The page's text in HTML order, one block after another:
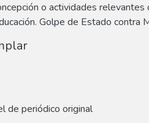
o actividades relevantes
Golpe de Estado contra
de periódico original